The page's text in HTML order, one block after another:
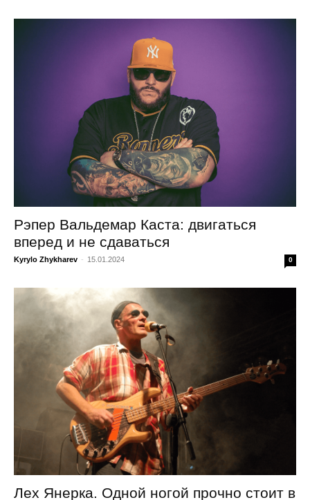
Рэпер Вальдемар Каста: двигаться
вперед и не сдаваться
Kyrylo Zhykharev - 15.01.2024 0
Лех Янерка. Одной ногой прочно стоит в